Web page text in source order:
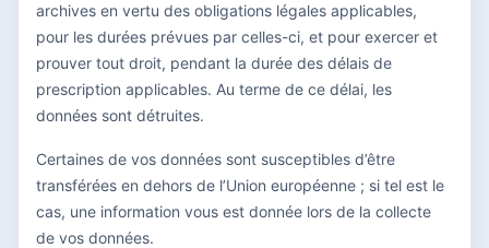
archives en vertu des obligations légales applicables,
pour les durées prévues par celles-ci, et pour exercer et
prouver tout droit, pendant la durée des délais de
prescription applicables. Au terme de ce délai, les
données sont détruites.
Certaines de vos données sont susceptibles d’être
transférées en dehors de l’Union européenne ; si tel est le
cas, une information vous est donnée lors de la collecte
de vos données.